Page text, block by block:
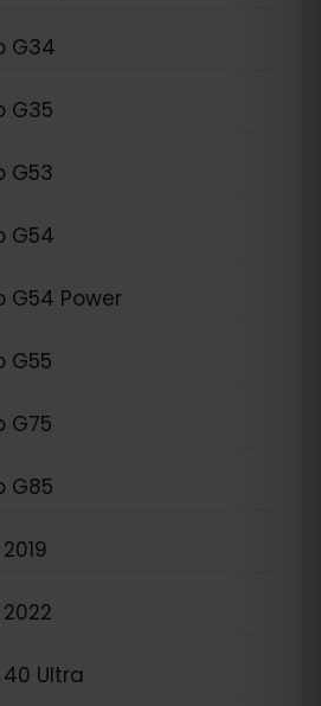
G34
G35
G53
G54
G54 Power
G55
G75
G85
Ultra